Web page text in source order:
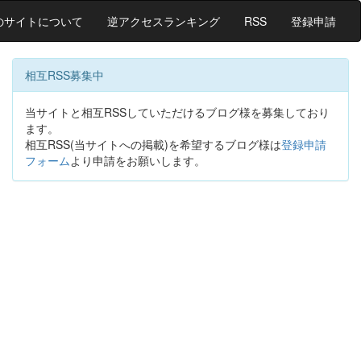
サイトについて 逆アクセスランキング RSS 登録申請
相互RSS募集中
当サイトと相互RSSしていただけるブログ様を募集しており
ます。
相互RSS(当サイトへの掲載)を希望するブログ様は登録申請
フォームより申請をお願いします。